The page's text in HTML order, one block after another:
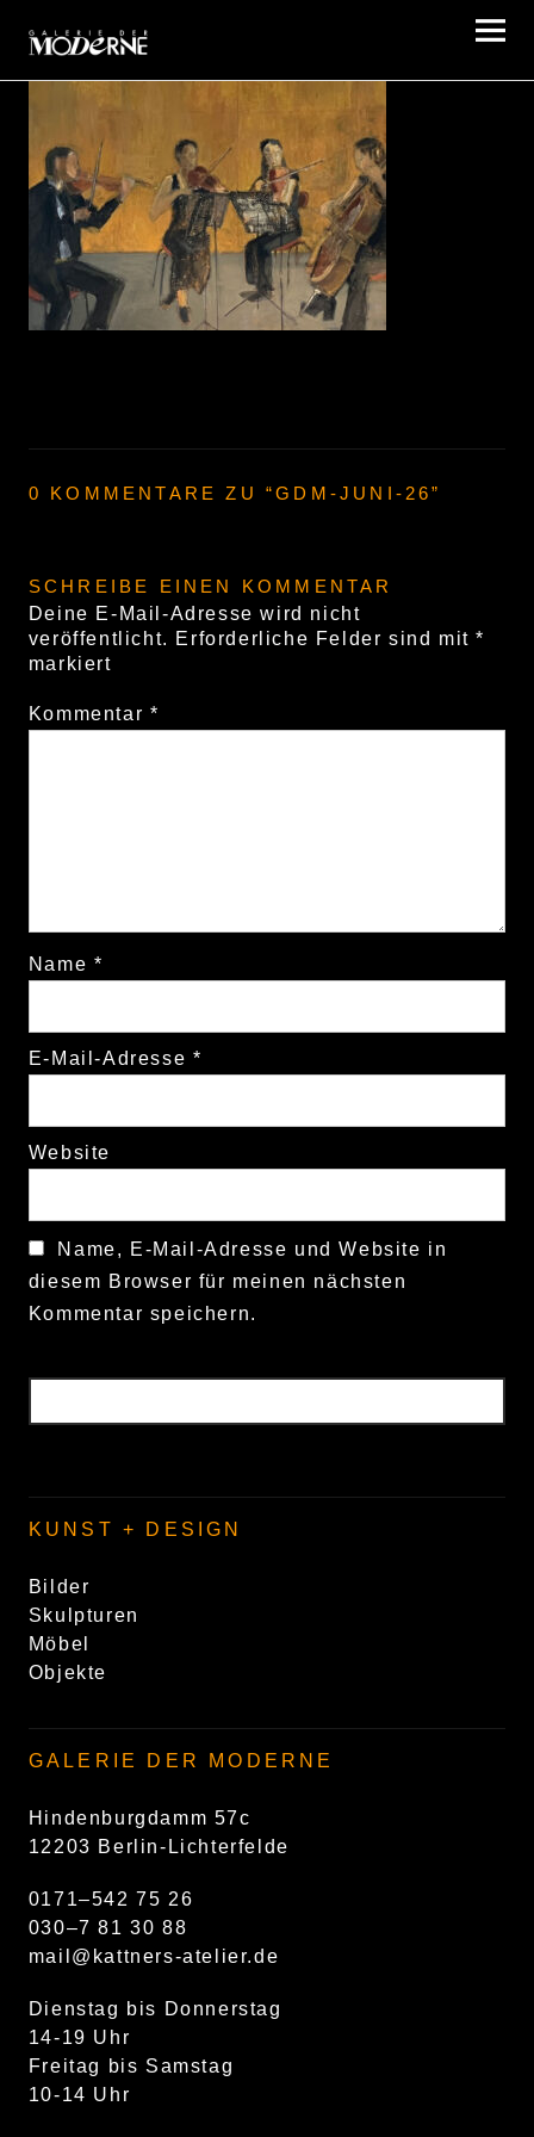
0 KOMMENTARE ZU “GDM-JUNI-26”
SCHREIBE EINEN KOMMENTAR
Deine E-Mail-Adresse wird nicht
veröffentlicht. Erforderliche Felder sind mit*
markiert
Kommentar *
Name *
E-Mail-Adresse *
Website
Name, E-Mail-Adresse und Website in
diesem Browser für meinen nächsten
Kommentar speichern.
KUNST + DESIGN
Bilder
Skulpturen
Möbel
Objekte
GALERIE DER MODERNE
Hindenburgdamm 57c
12203 Berlin-Lichterfelde
0171–542 75 26
030–7 81 30 88
mail@kattners-atelier.de
Dienstag bis Donnerstag
14-19 Uhr
Freitag bis Samstag
10-14 Uhr